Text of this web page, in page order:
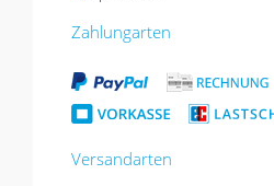
Zahlungarten
Versandarten